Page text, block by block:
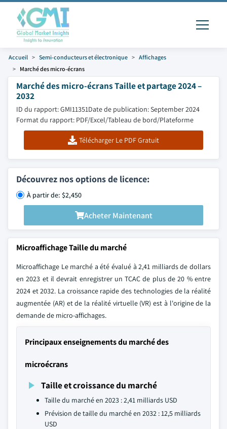
Accueil Semi-conducteurs et électronique
Affichages
Marché des micro-écrans
Marché des micro-écrans Taille et partage 2024 –
2032
ID du rapport: GMI11351Date de publication: September 2024
Format du rapport: PDF/Excel/Tableau de bord/Plateforme
Télécharger Le PDF Gratuit
Découvrez nos options de licence:
À partir de: $2,450
Acheter Maintenant
Microaffichage Taille du marché
Microaffichage Le marché a été évalué à 2,41 milliards de dollars
en 2023 et il devrait enregistrer un TCAC de plus de 20 % entre
2024 et 2032. La croissance rapide des technologies de la réalité
augmentée (AR) et de la réalité virtuelle (VR) est à l'origine de la
demande de micro-affichages.
Principaux enseignements du marché des
microécrans
Taille et croissance du marché
Taille du marché en 2023 : 2,41 milliards USD
Prévision de taille du marché en 2032 : 12,5 milliards
USD